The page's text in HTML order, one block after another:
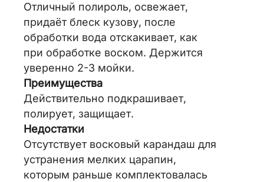
Отличный полироль, освежает,
придаёт блеск кузову, после
обработки вода отскакивает, как
при обработке воском. Держится
уверенно 2-3 мойки.
Преимущества
Действительно подкрашивает,
полирует, защищает.
Недостатки
Отсутствует восковый карандаш для
устранения мелких царапин,
которым раньше комплектовалась